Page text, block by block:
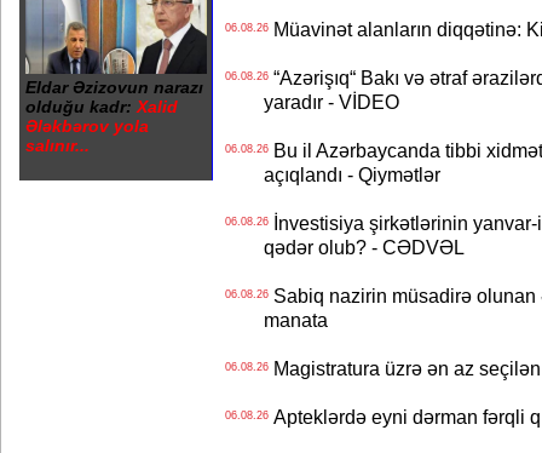
Eldar Əzizovun narazı
olduğu kadr: Xalid
Ələkbərov yola
salınır...
06.08.26Müavinət alanların diqqətinə:
06.08.26“Azərişıq“ Bakı və ətraf
yaradır - VİDEO
06.08.26Bu il Azərbaycanda tibbi
açıqlandı - Qiymətlər
06.08.26İnvestisiya şirkətlərinin yanvar-
qədər olub? - CƏDVƏL
06.08.26Sabiq nazirin müsadirə olunan
manata
06.08.26Magistratura üzrə ən az
06.08.26Apteklərdə eyni dərman fərqli